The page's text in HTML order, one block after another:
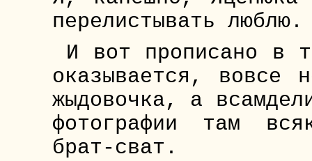
перелистывать
И вот прописано в
оказывается,
жыдовочка, а
фотографии там
брат-сват.